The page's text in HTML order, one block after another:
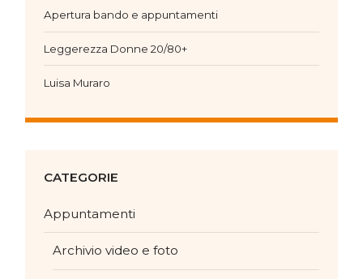
Apertura bando e appuntamenti
Leggerezza Donne 20/80+
Luisa Muraro
CATEGORIE
Appuntamenti
Archivio video e foto